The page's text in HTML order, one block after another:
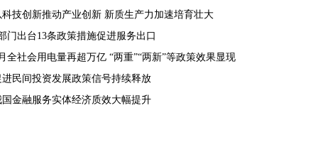
科技创新推动产业创新 新质生产力加速培育壮大
门出台13条政策措施促进服务出口
全社会用电量再超万亿 “两重”“两新”等政策效果显现
进民间投资发展政策信号持续释放
国金融服务实体经济质效大幅提升